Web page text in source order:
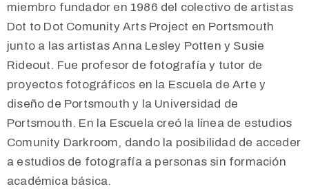
miembro fundador en 1986 del colectivo de artistas
Dot to Dot Comunity Arts Project en Portsmouth
junto a las artistas Anna Lesley Potten y Susie
Rideout. Fue profesor de fotografía y tutor de
proyectos fotográficos en la Escuela de Arte y
diseño de Portsmouth y la Universidad de
Portsmouth. En la Escuela creó la línea de estudios
Comunity Darkroom, dando la posibilidad de acceder
a estudios de fotografía a personas sin formación
académica básica.